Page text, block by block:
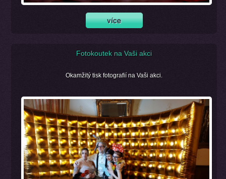
Fotokoutek na Vaši akci
Okamžitý tisk fotografií na Vaši akci.